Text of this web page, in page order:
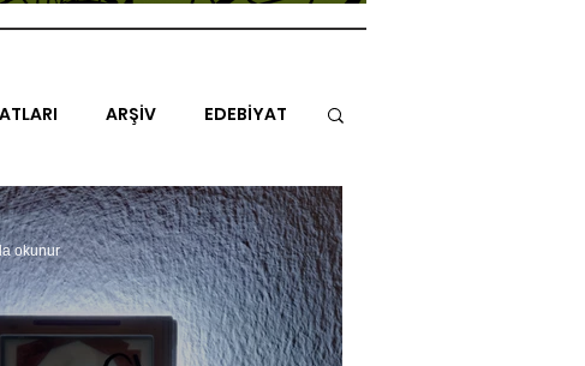
ARŞİV EDEBİYAT
KİTAP MİMARİ MÜZİK
okunur